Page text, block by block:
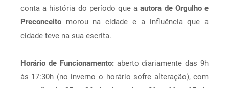
conta a história do período que aautora de Orgulho e
Preconceitomorou na cidade e a influência que a
cidade teve na sua escrita.
Horário de Funcionamento:aberto diariamente das 9h
às 17:30h (no inverno o horário sofre alteração), com